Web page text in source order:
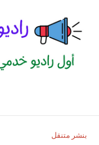
المحتوى
الكويت
للاعلانات
بنشر متنقل